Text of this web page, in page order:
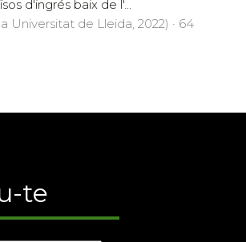
d'ingrés baix de l'...
Universitat de Lleida, 2022) · 64
te